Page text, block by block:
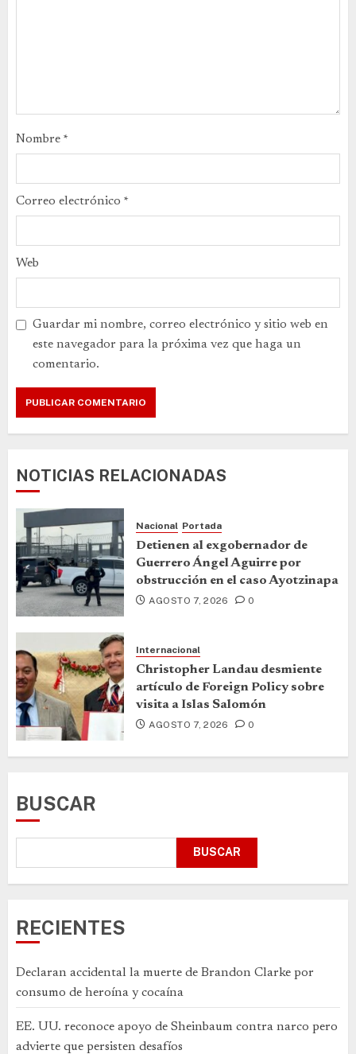
Nombre *
Correo electrónico *
Web
Guardar mi nombre, correo electrónico y sitio web en
este navegador para la próxima vez que haga un
comentario.
NOTICIAS RELACIONADAS
Nacional Portada
Detienen al exgobernador de
Guerrero Ángel Aguirre por
obstrucción en el caso Ayotzinapa
AGOSTO 7, 2026 0
Internacional
Christopher Landau desmiente
artículo de Foreign Policy sobre
visita a Islas Salomón
AGOSTO 7, 2026 0
BUSCAR
BUSCAR
RECIENTES
Declaran accidental la muerte de Brandon Clarke por
consumo de heroína y cocaína
EE. UU. reconoce apoyo de Sheinbaum contra narco pero
advierte que persisten desafíos